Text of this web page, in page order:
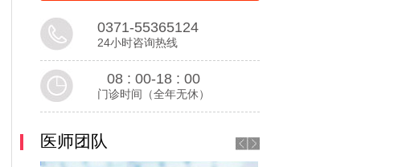
0371-55365124
24小时咨询热线
08 : 00-18 : 00
门诊时间（全年无休）
医师团队